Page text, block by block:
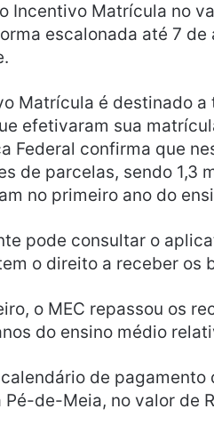
Incentivo Matrícula no
escalonada até 7
Matrícula é destinado
efetivaram sua
Federal confirma que
de parcelas, sendo 1,3
no primeiro ano do
pode consultar o
o direito a receber os
o MEC repassou os
do ensino médio
de
Pé-de-Meia, no valor de